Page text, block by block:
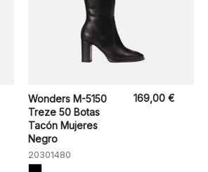
Wonders M-5150
Treze 50 Botas
Tacón Mujeres
Negro
20301480
169,00 €